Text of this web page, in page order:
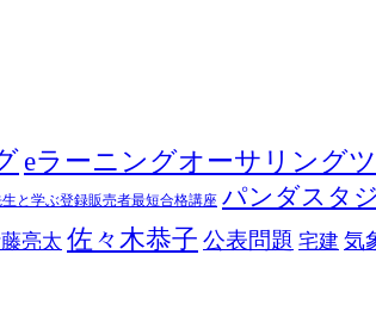
eラーニングオーサリング
と学ぶ登録販売者最短合格講座 パンダスタ
亮太 佐々木恭子 公表問題 宅建 気